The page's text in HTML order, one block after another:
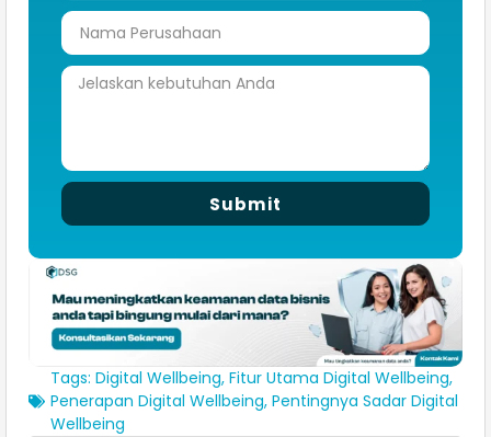
Submit
Tags: Digital Wellbeing, Fitur Utama Digital Wellbeing,
Penerapan Digital Wellbeing, Pentingnya Sadar Digital
Wellbeing